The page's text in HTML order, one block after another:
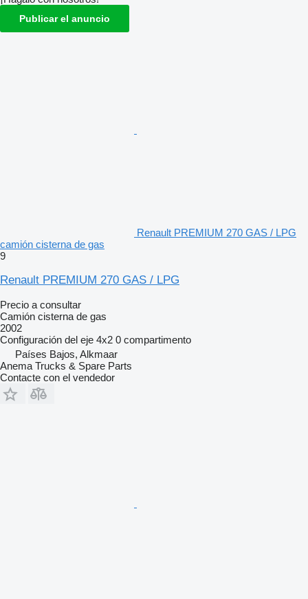
Publicar el anuncio
Renault PREMIUM 270 GAS / LPG
camión cisterna de gas
9
Renault PREMIUM 270 GAS / LPG
Precio a consultar
Camión cisterna de gas
2002
Configuración del eje 4x2 0 compartimento
Países Bajos, Alkmaar
Anema Trucks & Spare Parts
Contacte con el vendedor